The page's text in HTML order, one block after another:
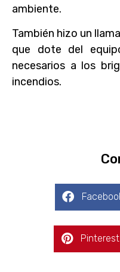
ambiente.
También hizo un
que dote del
necesarios a los
incendios.
Pinterest